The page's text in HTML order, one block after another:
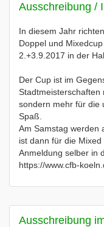
Ausschreibung /
In diesem Jahr
Doppel und Mixedcup
2.+3.9.2017 in der
Der Cup ist im
Stadtmeisterschaften
sondern mehr für die
Spaß.
Am Samstag werden
ist dann für die
Anmeldung selber in
https://www.cfb-
Ausschreibung